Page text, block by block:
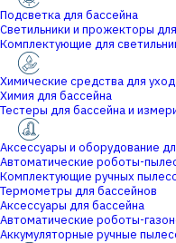
Подсветка для бассейна
Светильники и прожекторы
Комплектующие для
Химические средства для
Химия для бассейна
Тестеры для бассейна и
Аксессуары и оборудование
Автоматические роботы-
Комплектующие ручных
Термометры для бассейнов
Аксессуары для бассейна
Автоматические роботы-
Аккумуляторные ручные